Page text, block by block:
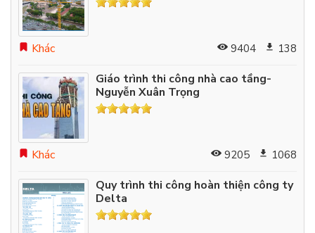
Khác 9404 138
Giáo trình thi công nhà cao tầng-
Nguyễn Xuân Trọng
Khác 9205 1068
Quy trình thi công hoàn thiện công ty
Delta